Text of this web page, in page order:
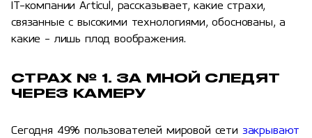
IT-компании Articul, рассказывает, какие страхи,
связанные с высокими технологиями, обоснованы, а
какие - лишь плод воображения.
СТРАХ № 1. ЗА МНОЙ СЛЕДЯТ
ЧЕРЕЗ КАМЕРУ
Сегодня 49% пользователей мировой сети закрывают